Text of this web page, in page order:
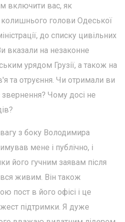
включити вас, як
колишнього голови Одеської
до списку цивільних
вказали на незаконне
урядом Грузії, а також на
та отруєння. Чи отримали ви
звернення? Чому досі не
з боку Володимира
мене і публічно, і
його гучним заявам після
живим. Він також
пост в його офісі і це
підтримки. Я дуже